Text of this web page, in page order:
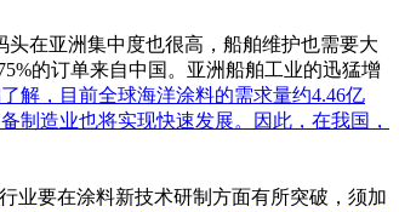
在亚洲集中度也很高，船舶维护也需要大
的订单来自中国。亚洲船舶工业的迅猛增
解，目前全球海洋涂料的需求量约4.46亿
制造业也将实现快速发展。因此，在我国，
业要在涂料新技术研制方面有所突破，须加